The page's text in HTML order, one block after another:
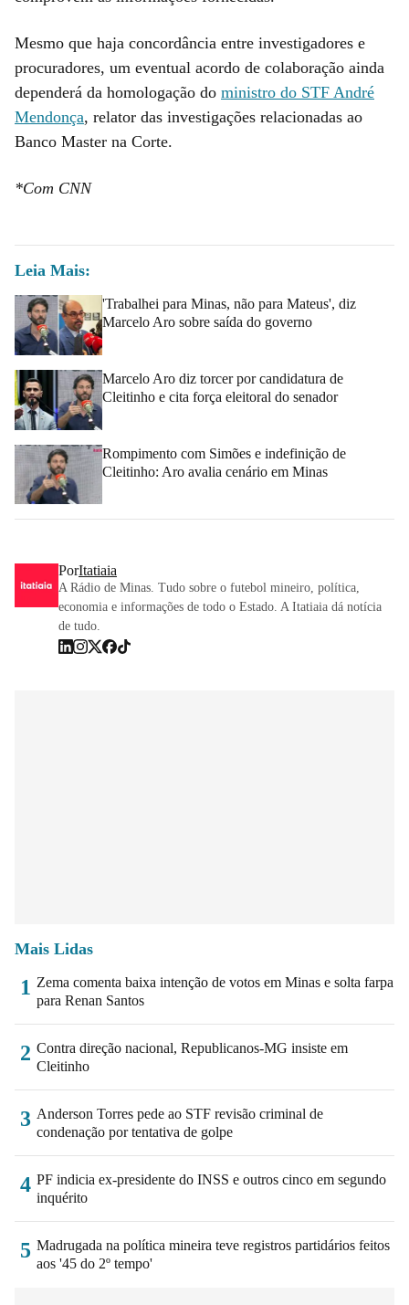
Mesmo que haja concordância entre investigadores e
procuradores, um eventual acordo de colaboração ainda
dependerá da homologação do ministro do STF André
Mendonça, relator das investigações relacionadas ao
Banco Master na Corte.
*Com CNN
Leia Mais:
'Trabalhei para Minas, não para Mateus', diz
Marcelo Aro sobre saída do governo
Marcelo Aro diz torcer por candidatura de
Cleitinho e cita força eleitoral do senador
Rompimento com Simões e indefinição de
Cleitinho: Aro avalia cenário em Minas
PorItatiaia
A Rádio de Minas. Tudo sobre o futebol mineiro, política,
economia e informações de todo o Estado. A Itatiaia dá notícia
de tudo.
Mais Lidas
1 Zema comenta baixa intenção de votos em Minas e solta farpa
para Renan Santos
2 Contra direção nacional, Republicanos-MG insiste em
Cleitinho
3 Anderson Torres pede ao STF revisão criminal de
condenação por tentativa de golpe
4 PF indicia ex-presidente do INSS e outros cinco em segundo
inquérito
5 Madrugada na política mineira teve registros partidários feitos
aos '45 do 2º tempo'